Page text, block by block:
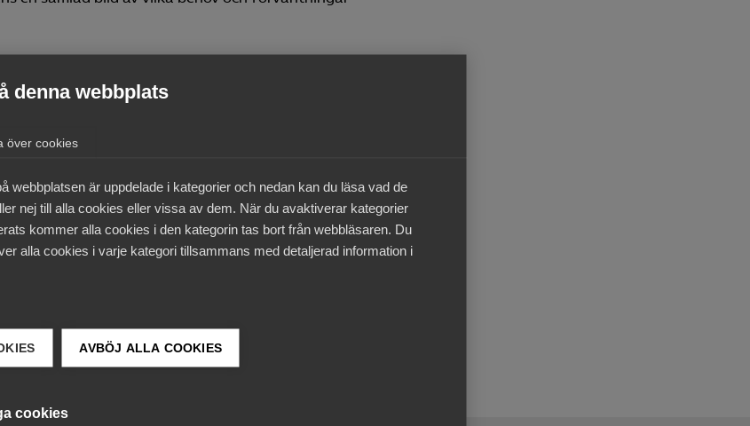
denna webbplats
över cookies
webbplatsen är uppdelade i kategorier och nedan kan du läsa vad de
nej till alla cookies eller vissa av dem. När du avaktiverar kategorier
kommer alla cookies i den kategorin tas bort från webbläsaren. Du
alla cookies i varje kategori tillsammans med detaljerad information i
AVBÖJ ALLA COOKIES
cookies
viktig temperaturmätare som hjälper oss att fortsätta
möjliga förutsättningar för tjänsteföretag, säger
för kommunikation och marknad på Almega.
kan det vara värt att även kontrollera
fall kan ha hamnat där.
sin röst hörd. De svar ni ger är avgörande för
vårt påverkansarbete. Genom att bidra hjälper du
Ann Hallsenius.